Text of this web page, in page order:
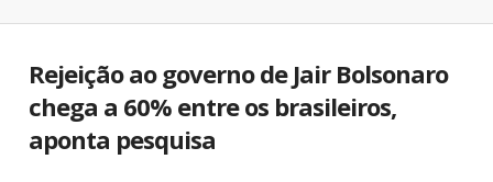
Rejeição ao governo de Jair Bolsonaro
chega a 60% entre os brasileiros,
aponta pesquisa